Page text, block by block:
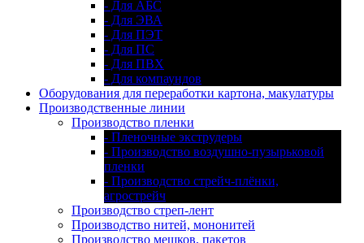
- Для АБС
- Для ЭВА
- Для ПЭТ
- Для ПС
- Для ПВХ
- Для компаундов
Оборудования для переработки картона, макулатуры
Производственные линии
Производство пленки
- Пленочные экструдеры
- Производство воздушно-пузырьковой
пленки
- Производство стрейч-плёнки,
агрострейч
Производство стреп-лент
Производство нитей, мононитей
Производство мешков, пакетов